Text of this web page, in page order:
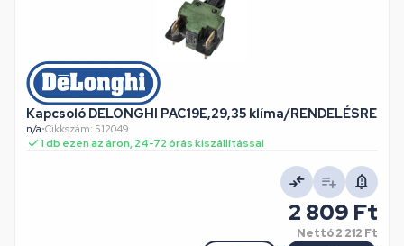
Kapcsoló DELONGHI PAC19E,29,35 klíma/RENDELÉSRE
n/a•Cikkszám: 512049
1 db ezen az áron, 24-72 órás kiszállítással
2 809 Ft
Nettó2 212 Ft